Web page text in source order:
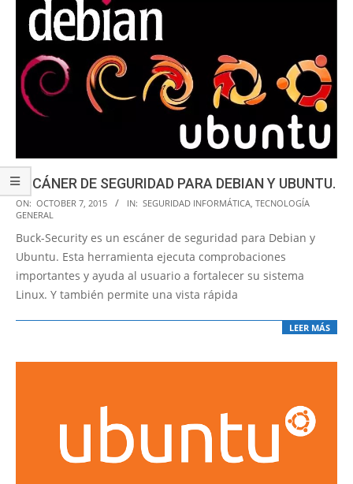
ESCÁNER DE SEGURIDAD PARA DEBIAN Y UBUNTU.
2015-
10-
07
ON: OCTOBER 7, 2015 IN: SEGURIDAD INFORMÁTICA TECNOLOGÍA
GENERAL
Buck-Security es un escáner de seguridad para Debian y
Ubuntu. Esta herramienta ejecuta comprobaciones
importantes y ayuda al usuario a fortalecer su sistema
Linux. Y también permite una vista rápida
LEER MÁS